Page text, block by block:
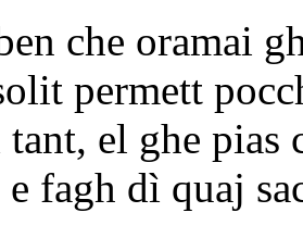
che oramai
permett
el ghe pias
fagh dì quaj